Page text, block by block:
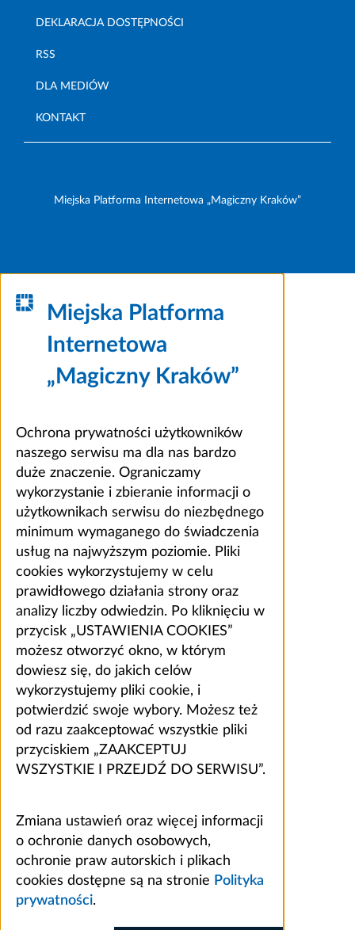
DEKLARACJA DOSTĘPNOŚCI
RSS
DLA MEDIÓW
KONTAKT
Miejska Platforma Internetowa „Magiczny Kraków”
Miejska Platforma
Internetowa
„Magiczny Kraków”
Ochrona prywatności użytkowników
naszego serwisu ma dla nas bardzo
duże znaczenie. Ograniczamy
wykorzystanie i zbieranie informacji o
użytkownikach serwisu do niezbędnego
minimum wymaganego do świadczenia
usług na najwyższym poziomie. Pliki
cookies wykorzystujemy w celu
prawidłowego działania strony oraz
analizy liczby odwiedzin. Po kliknięciu w
przycisk „USTAWIENIA COOKIES”
możesz otworzyć okno, w którym
dowiesz się, do jakich celów
wykorzystujemy pliki cookie, i
potwierdzić swoje wybory. Możesz też
od razu zaakceptować wszystkie pliki
przyciskiem „ZAAKCEPTUJ
WSZYSTKIE I PRZEJDŹ DO SERWISU”.
Zmiana ustawień oraz więcej informacji
o ochronie danych osobowych,
ochronie praw autorskich i plikach
cookies dostępne są na stronie Polityka
prywatności.